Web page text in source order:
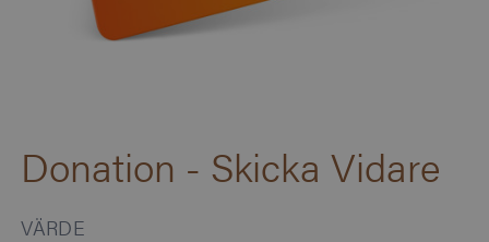
Donation - Skicka Vidare
VÄRDE